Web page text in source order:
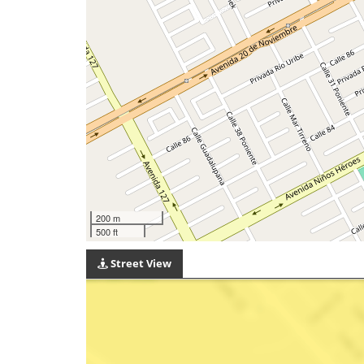
200 m
500 ft
Street View